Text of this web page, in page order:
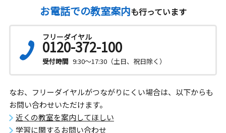
お電話での教室案内も行っています
フリーダイヤル
0120-372-100
受付時間 9:30～17:30（土日、祝日除く）
なお、フリーダイヤルがつながりにくい場合は、以下からも
お問い合わせいただけます。
近くの教室を案内してほしい
学習に関するお問い合わせ